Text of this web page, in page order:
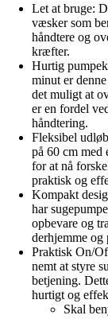
Let at bruge:
væsker som
håndtere og
kræfter.
Hurtig
minut er
det muligt at
er en fordel
håndtering.
Fleksibel
på 60 cm med
for at nå
praktisk og
Kompakt
har
opbevare og
derhjemme og
Praktisk On/
nemt at styre
betjening.
hurtigt og
Skal